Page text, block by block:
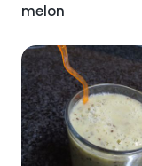
melon